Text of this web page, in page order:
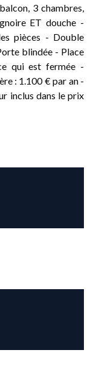
3 chambres,
ET douche -
pièces - Double
blindée - Place
qui est fermée -
: 1.100 € par an -
inclus dans le prix